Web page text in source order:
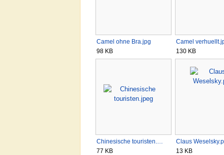
Camel ohne Bra.jpg
98 KB
Camel
130 KB
Chinesische touristen.…
77 KB
Claus
13 KB